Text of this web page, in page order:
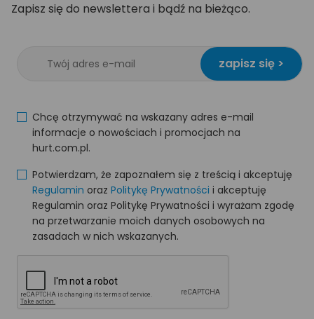
Zapisz się do newslettera i bądź na bieżąco.
zapisz się >
Chcę otrzymywać na wskazany adres e-mail
informacje o nowościach i promocjach na
hurt.com.pl.
Potwierdzam, że zapoznałem się z treścią i akceptuję
Regulamin oraz Politykę Prywatności i akceptuję
Regulamin oraz Politykę Prywatności i wyrażam zgodę
na przetwarzanie moich danych osobowych na
zasadach w nich wskazanych.